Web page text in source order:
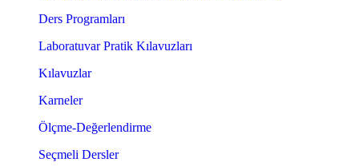
Ders Programları
Laboratuvar Pratik Kılavuzları
Kılavuzlar
Karneler
Ölçme-Değerlendirme
Seçmeli Dersler